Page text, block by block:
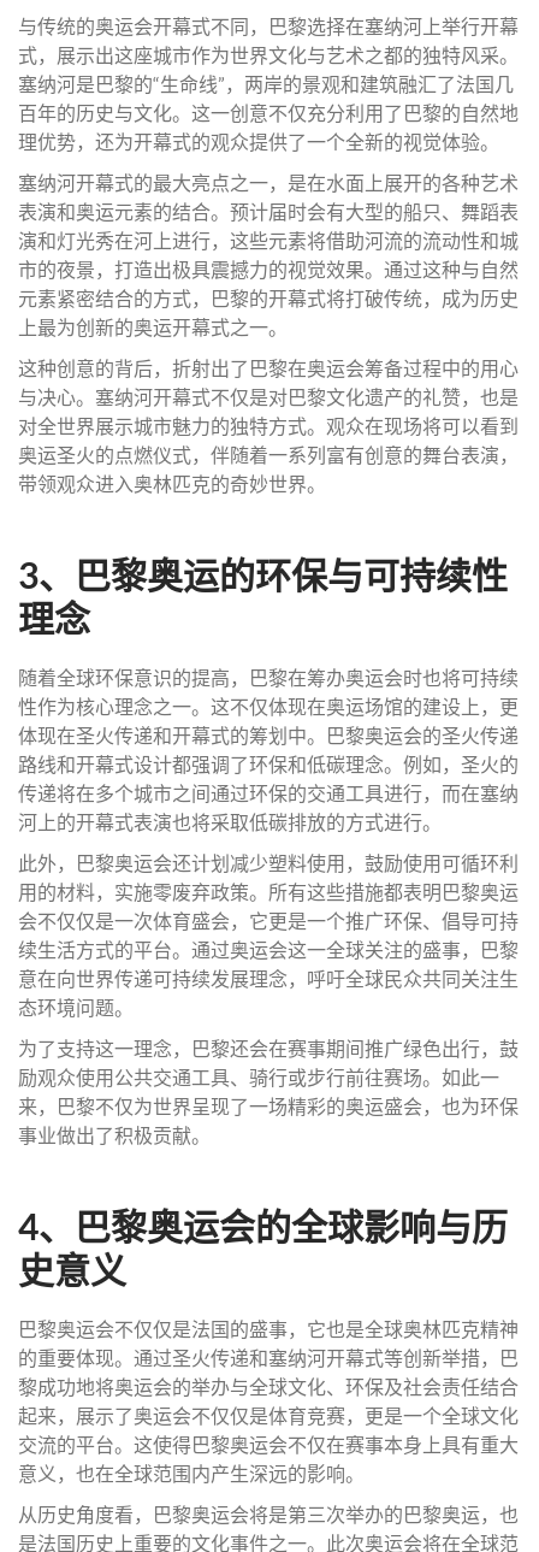
与传统的奥运会开幕式不同，巴黎选择在塞纳河上举行开幕
式，展示出这座城市作为世界文化与艺术之都的独特风采。
塞纳河是巴黎的“生命线”，两岸的景观和建筑融汇了法国几
百年的历史与文化。这一创意不仅充分利用了巴黎的自然地
理优势，还为开幕式的观众提供了一个全新的视觉体验。
塞纳河开幕式的最大亮点之一，是在水面上展开的各种艺术
表演和奥运元素的结合。预计届时会有大型的船只、舞蹈表
演和灯光秀在河上进行，这些元素将借助河流的流动性和城
市的夜景，打造出极具震撼力的视觉效果。通过这种与自然
元素紧密结合的方式，巴黎的开幕式将打破传统，成为历史
上最为创新的奥运开幕式之一。
这种创意的背后，折射出了巴黎在奥运会筹备过程中的用心
与决心。塞纳河开幕式不仅是对巴黎文化遗产的礼赞，也是
对全世界展示城市魅力的独特方式。观众在现场将可以看到
奥运圣火的点燃仪式，伴随着一系列富有创意的舞台表演，
带领观众进入奥林匹克的奇妙世界。
3、巴黎奥运的环保与可持续性
理念
随着全球环保意识的提高，巴黎在筹办奥运会时也将可持续
性作为核心理念之一。这不仅体现在奥运场馆的建设上，更
体现在圣火传递和开幕式的筹划中。巴黎奥运会的圣火传递
路线和开幕式设计都强调了环保和低碳理念。例如，圣火的
传递将在多个城市之间通过环保的交通工具进行，而在塞纳
河上的开幕式表演也将采取低碳排放的方式进行。
此外，巴黎奥运会还计划减少塑料使用，鼓励使用可循环利
用的材料，实施零废弃政策。所有这些措施都表明巴黎奥运
会不仅仅是一次体育盛会，它更是一个推广环保、倡导可持
续生活方式的平台。通过奥运会这一全球关注的盛事，巴黎
意在向世界传递可持续发展理念，呼吁全球民众共同关注生
态环境问题。
为了支持这一理念，巴黎还会在赛事期间推广绿色出行，鼓
励观众使用公共交通工具、骑行或步行前往赛场。如此一
来，巴黎不仅为世界呈现了一场精彩的奥运盛会，也为环保
事业做出了积极贡献。
4、巴黎奥运会的全球影响与历
史意义
巴黎奥运会不仅仅是法国的盛事，它也是全球奥林匹克精神
的重要体现。通过圣火传递和塞纳河开幕式等创新举措，巴
黎成功地将奥运会的举办与全球文化、环保及社会责任结合
起来，展示了奥运会不仅仅是体育竞赛，更是一个全球文化
交流的平台。这使得巴黎奥运会不仅在赛事本身上具有重大
意义，也在全球范围内产生深远的影响。
从历史角度看，巴黎奥运会将是第三次举办的巴黎奥运，也
是法国历史上重要的文化事件之一。此次奥运会将在全球范